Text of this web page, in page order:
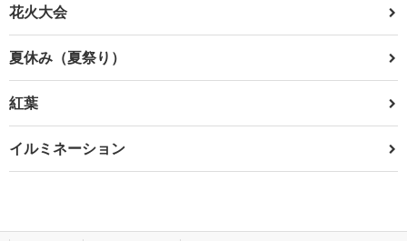
花火大会
夏休み（夏祭り）
紅葉
イルミネーション